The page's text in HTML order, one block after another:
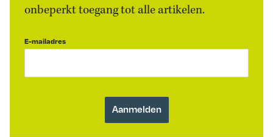
onbeperkt toegang tot alle artikelen.
E-mailadres